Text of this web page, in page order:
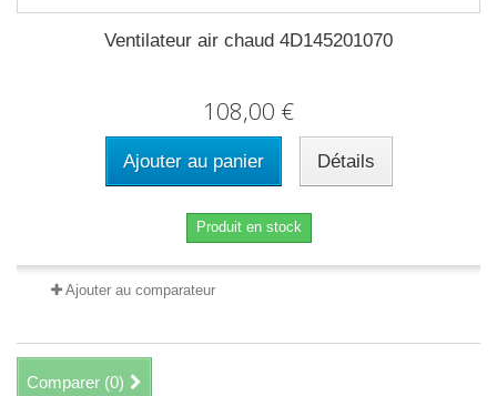
Ventilateur air chaud 4D145201070
108,00 €
Ajouter au panier Détails
Produit en stock
Ajouter au comparateur
Comparer (0)